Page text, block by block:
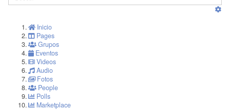
Inicio
Pages
Grupos
Eventos
Videos
Audio
Fotos
People
Polls
Marketplace